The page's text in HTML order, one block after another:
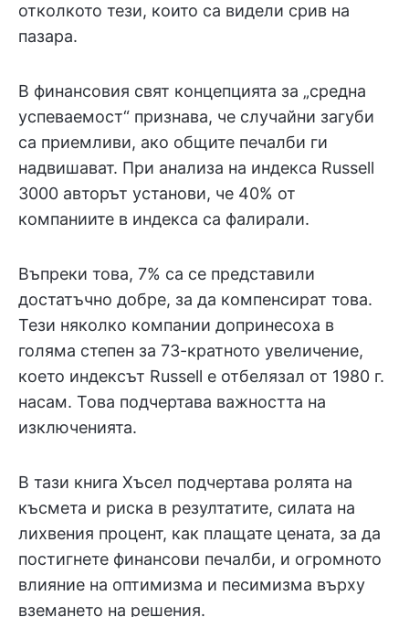
отколкото тези, които са видели срив на
пазара.
В финансовия свят концепцията за „средна
успеваемост“ признава, че случайни загуби
са приемливи, ако общите печалби ги
надвишават. При анализа на индекса Russell
3000 авторът установи, че 40% от
компаниите в индекса са фалирали.
Въпреки това, 7% са се представили
достатъчно добре, за да компенсират това.
Тези няколко компании допринесоха в
голяма степен за 73-кратното увеличение,
което индексът Russell е отбелязал от 1980 г.
насам. Това подчертава важността на
изключенията.
В тази книга Хъсел подчертава ролята на
късмета и риска в резултатите, силата на
лихвения процент, как плащате цената, за да
постигнете финансови печалби, и огромното
влияние на оптимизма и песимизма върху
вземането на решения.